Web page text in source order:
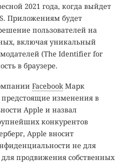
2021 года, когда выйдет
Приложениям будет
пользователей на
включая уникальный
(The Identifier for
в браузере.
FacebookМарк
предстоящие изменения в
Apple и назвал
конкурентов
Apple вносит
не для
продвижения собственных